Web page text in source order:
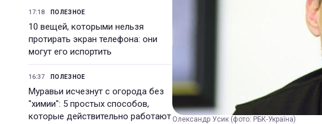
17:18 ПОЛЕЗНОЕ
10 вещей, которыми нельзя
протирать экран телефона: они
могут его испортить
16:37 ПОЛЕЗНОЕ
Муравьи исчезнут с огорода без
"химии": 5 простых способов,
которые действительно работают Олександр Усик (фото: РБК-Україна)